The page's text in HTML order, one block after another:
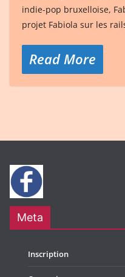
indie-pop bruxelloise,
projet Fabiola sur les
Read More
Meta
Inscription